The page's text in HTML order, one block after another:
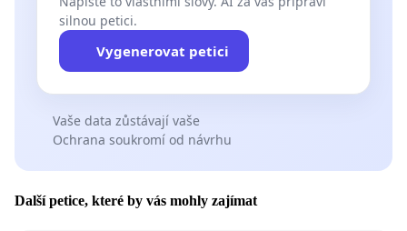
silnou petici.
Vygenerovat petici
Vaše data zůstávají vaše
Ochrana soukromí od návrhu
Další petice, které by vás mohly zajímat